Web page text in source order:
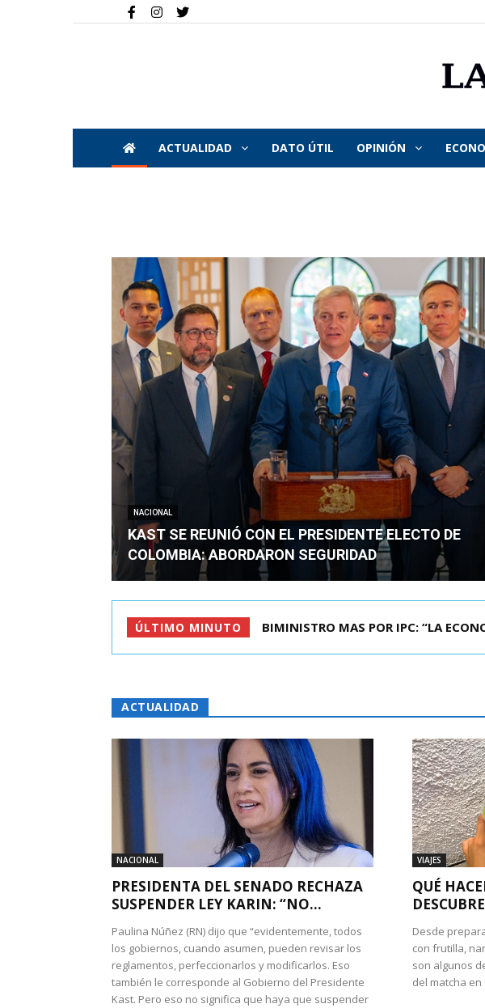
ACTUALIDAD DATO ÚTIL OPINIÓN
NACIONAL
KAST SE REUNIÓ CON EL PRESIDENTE ELECTO DE
COLOMBIA: ABORDARON SEGURIDAD
ÚLTIMO MINUTO BIMINISTRO MAS POR IPC: “LA
ACTUALIDAD
NACIONAL
PRESIDENTA DEL SENADO RECHAZA
SUSPENDER LEY KARIN: “NO...
Paulina Núñez (RN) dijo que “evidentemente, todos
los gobiernos, cuando asumen, pueden revisar los
reglamentos, perfeccionarlos y modificarlos. Eso
también le corresponde al Gobierno del Presidente
Kast. Pero eso no significa que haya que suspender
VIAJES
QUÉ
Desde
con frutilla,
son algunos
del matcha en